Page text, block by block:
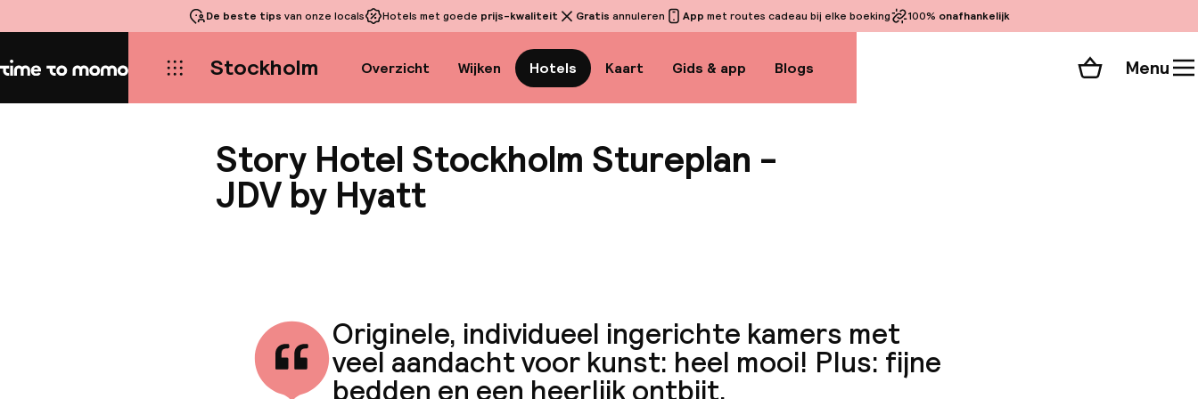
De beste tips van onze locals Hotels met goede prijs-kwaliteit Gratis annuleren App met routes cadeau bij elke boeking 100% onafhankelijk
Home Stockholm Overzicht Wijken Hotels Kaart Gids & app Blogs Winkelmand
Menu
Story Hotel Stockholm Stureplan -
JDV by Hyatt
Originele, individueel ingerichte kamers met
veel aandacht voor kunst: heel mooi! Plus: fijne
bedden en een heerlijk ontbijt.